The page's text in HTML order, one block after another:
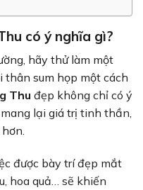
có ý nghĩa gì?
hãy thử làm một
thân sum họp một cách
Thu đẹp không chỉ có ý
lại giá trị tinh thần,
được bày trí đẹp mắt
hoa quả… sẽ khiến